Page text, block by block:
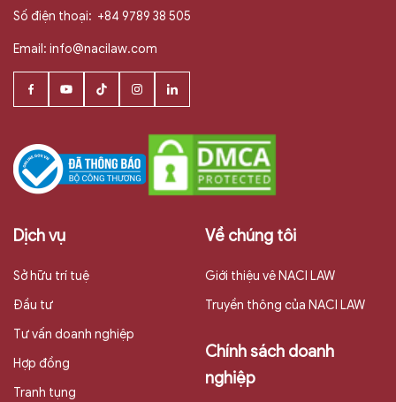
Số điện thoại: +84 9789 38 505
Email: info@nacilaw.com
Dịch vụ
Sở hữu trí tuệ
Đầu tư
Tư vấn doanh nghiệp
Hợp đồng
Tranh tụng
Về chúng tôi
Giới thiệu vê NACI LAW
Truyền thông của NACI LAW
Chính sách doanh
nghiệp